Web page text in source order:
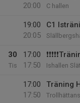
20:00
C hallen
19:00
20:05
C1
30
Tis
17:00
17:50
Ishallen
17:00
17:50
Träning
Trollhättans